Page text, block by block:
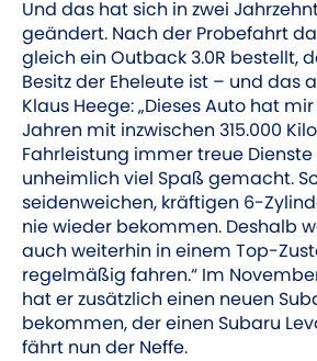
Und das hat sich in zwei
geändert. Nach der Probefahrt
gleich ein Outback 3.0R bestellt,
Besitz der Eheleute ist – und das
Klaus Heege: „Dieses Auto hat
Jahren mit inzwischen 315.000
Fahrleistung immer treue
unheimlich viel Spaß gemacht.
seidenweichen, kräftigen 6-
nie wieder bekommen. Deshalb
auch weiterhin in einem Top-
regelmäßig fahren.“ Im
hat er zusätzlich einen neuen
bekommen, der einen Subaru
fährt nun der Neffe.